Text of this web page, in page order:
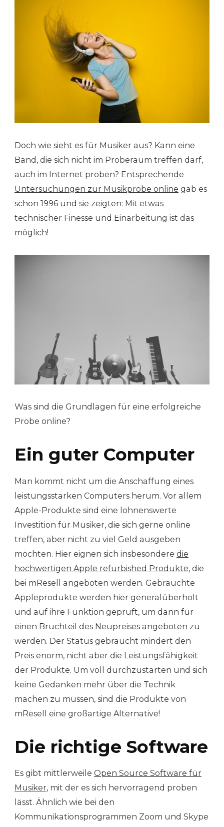
Doch wie sieht es für Musiker aus? Kann eine
Band, die sich nicht im Proberaum treffen darf,
auch im Internet proben? Entsprechende
Untersuchungen zur Musikprobe online gab es
schon 1996 und sie zeigten: Mit etwas
technischer Finesse und Einarbeitung ist das
möglich!
Was sind die Grundlagen für eine erfolgreiche
Probe online?
Ein guter Computer
Man kommt nicht um die Anschaffung eines
leistungsstarken Computers herum. Vor allem
Apple-Produkte sind eine lohnenswerte
Investition für Musiker, die sich gerne online
treffen, aber nicht zu viel Geld ausgeben
möchten. Hier eignen sich insbesondere die
hochwertigen Apple refurbished Produkte, die
bei mResell angeboten werden. Gebrauchte
Appleprodukte werden hier generalüberholt
und auf ihre Funktion geprüft, um dann für
einen Bruchteil des Neupreises angeboten zu
werden. Der Status gebraucht mindert den
Preis enorm, nicht aber die Leistungsfähigkeit
der Produkte. Um voll durchzustarten und sich
keine Gedanken mehr über die Technik
machen zu müssen, sind die Produkte von
mResell eine großartige Alternative!
Die richtige Software
Es gibt mittlerweile Open Source Software für
Musiker, mit der es sich hervorragend proben
lässt. Ähnlich wie bei den
Kommunikationsprogrammen Zoom und Skype